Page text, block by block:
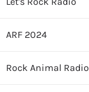
ARF 2024
Rock Animal Radio